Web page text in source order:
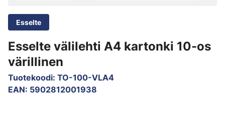
Esselte
Esselte välilehti A4 kartonki 10-os
värillinen
Tuotekoodi: TO-100-VLA4
EAN: 5902812001938